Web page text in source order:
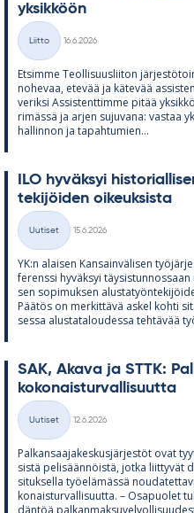
yk­sik­köön
Kategoriat
Liitto
16.6.2026
Et­simme Teol­li­suus­lii­ton
no­he­vaa, ete­vää ja kä­te­vää
ve­riksi As­sis­tent­timme pi­tää
ri­mässä ja ar­jen su­ju­vana: vas­taa
hal­lin­non ja ta­pah­tu­mien...
ILO hy­väk­syi
te­ki­jöi­den oi­keuk­sista
Kategoriat
Uutiset
15.6.2026
YK:n alai­sen Kan­sain­vä­li­sen
fe­renssi hy­väk­syi
sen so­pi­muk­sen
Pää­tös on mer­kit­tävä as­kel kohti
sessa alus­ta­ta­lou­dessa teh­tä­vää
SAK, Akava ja STTK:
ko­ko­nais­tur­val­li­suutta
Kategoriat
Uutiset
12.6.2026
Pal­kan­saa­ja­kes­kus­jär­jes­töt ovat
sistä pe­li­sään­nöistä, jotka liit­ty­vät
si­tuk­sella työ­elä­mässä
ko­nais­tur­val­li­suutta. – Os­a­puo­let